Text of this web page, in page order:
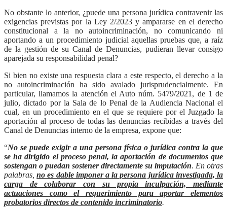
No obstante lo anterior, ¿puede una persona jurídica contravenir las
exigencias previstas por la Ley 2/2023 y ampararse en el derecho
constitucional a la no autoincriminación, no comunicando ni
aportando a un procedimiento judicial aquellas pruebas que, a raíz
de la gestión de su Canal de Denuncias, pudieran llevar consigo
aparejada su responsabilidad penal?
Si bien no existe una respuesta clara a este respecto, el derecho a la
no autoincriminación ha sido avalado jurisprudencialmente. En
particular, llamamos la atención el Auto núm. 5479/2021, de 1 de
julio, dictado por la Sala de lo Penal de la Audiencia Nacional el
cual, en un procedimiento en el que se requiere por el Juzgado la
aportación al proceso de todas las denuncias recibidas a través del
Canal de Denuncias interno de la empresa, expone que:
“No se puede exigir a una persona física o jurídica contra la que
se ha dirigido el proceso penal, la aportación de documentos que
sostengan o puedan sostener directamente su imputación. En otras
palabras,no es dable imponer a la persona jurídica investigada, la
carga de colaborar con su propia inculpación, mediante
actuaciones como el requerimiento para aportar elementos
probatorios directos de contenido incriminatorio.